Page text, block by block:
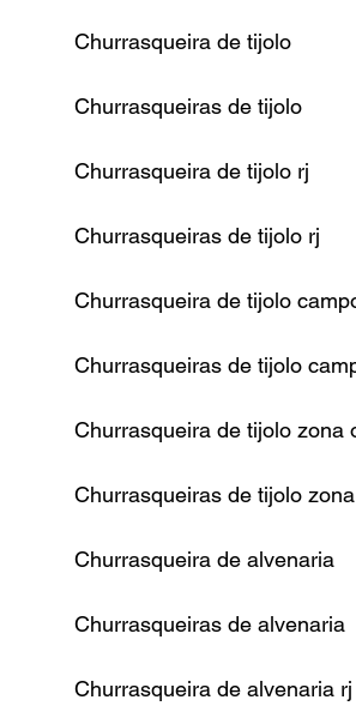
Churrasqueira de tijolo
Churrasqueiras de tijolo
Churrasqueira de tijolo rj
Churrasqueiras de tijolo rj
Churrasqueira de tijolo
Churrasqueiras de tijolo
Churrasqueira de tijolo zona
Churrasqueiras de tijolo
Churrasqueira de alvenaria
Churrasqueiras de alvenaria
Churrasqueira de alvenaria rj